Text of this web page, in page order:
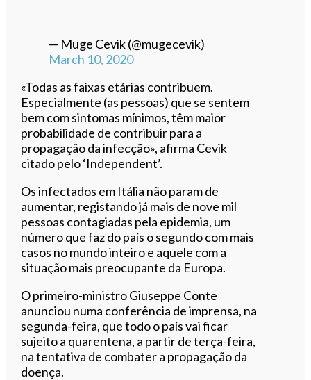
— Muge Cevik (@mugecevik)
March 10, 2020
«Todas as faixas etárias contribuem.
Especialmente (as pessoas) que se sentem
bem com sintomas mínimos, têm maior
probabilidade de contribuir para a
propagação da infecção», afirma Cevik
citado pelo ‘Independent’.
Os infectados em Itália não param de
aumentar, registando já mais de nove mil
pessoas contagiadas pela epidemia, um
número que faz do país o segundo com mais
casos no mundo inteiro e aquele com a
situação mais preocupante da Europa.
O primeiro-ministro Giuseppe Conte
anunciou numa conferência de imprensa, na
segunda-feira, que todo o país vai ficar
sujeito a quarentena, a partir de terça-feira,
na tentativa de combater a propagação da
doença.